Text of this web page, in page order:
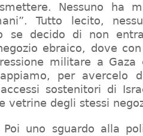
Nessuno ha
Tutto lecito,
se decido di non
ebraico, dove
militare a
per avercelo
sostenitori di
vetrine degli stessi
Poi uno sguardo alla